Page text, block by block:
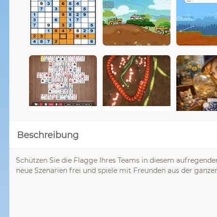
Beschreibung
Schützen Sie die Flagge Ihres Teams in diesem
neue Szenarien frei und spiele mit Freunden aus der